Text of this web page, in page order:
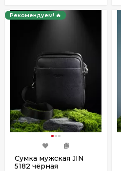
Рекомендуем! 🔥
Сумка мужская JIN
5182 чёрная